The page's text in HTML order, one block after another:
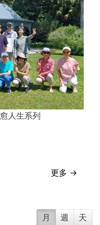
人生系列
更多 →
月 週 天